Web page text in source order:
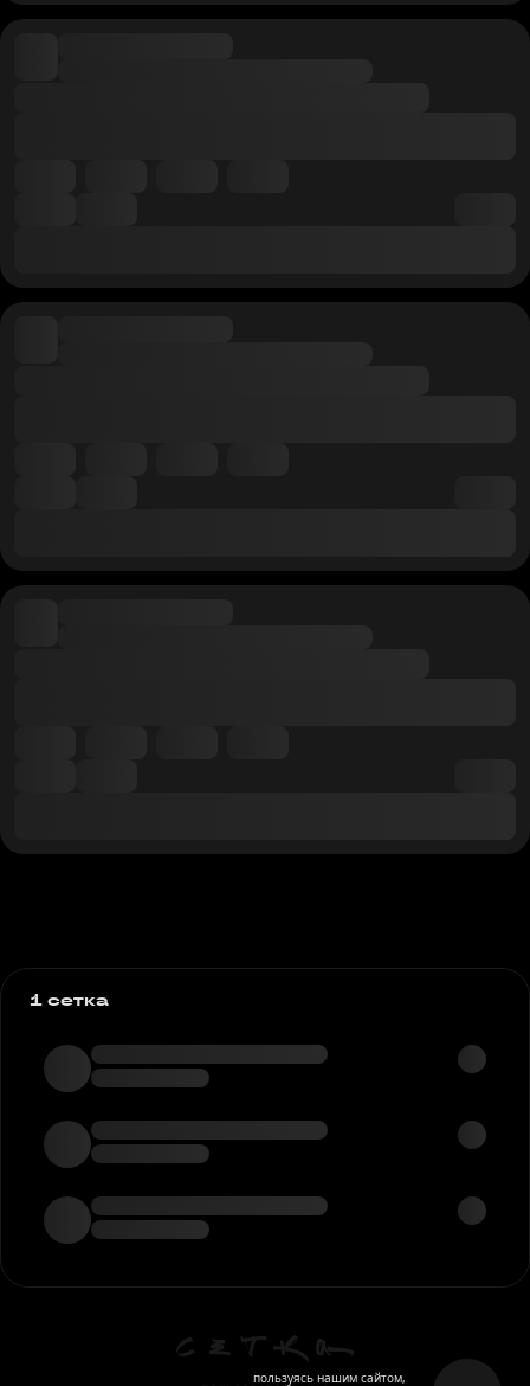
1 сетка
пользуясь нашим сайтом,